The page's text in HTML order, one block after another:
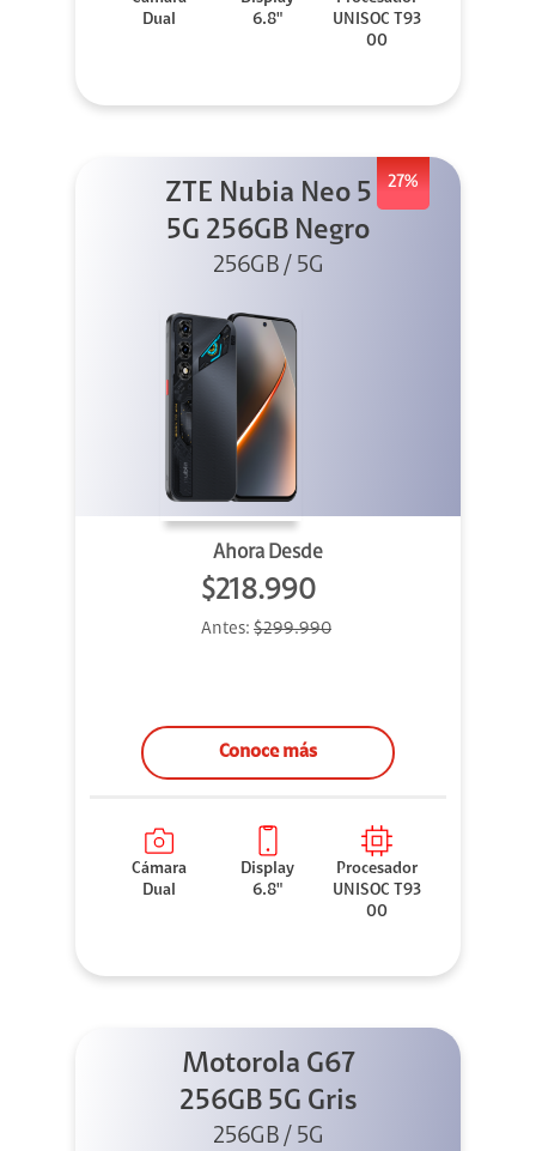
Dual
6.8"
UNISOC T93
00
27%
ZTE Nubia Neo 5
5G 256GB Negro
256GB / 5G
Ahora Desde
$218.990
Antes: $299.990
Conoce más
Cámara
Dual
Display
6.8"
Procesador
UNISOC T93
00
Motorola G67
256GB 5G Gris
256GB / 5G